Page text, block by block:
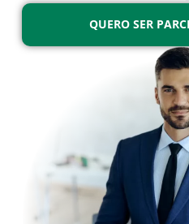
QUERO SER